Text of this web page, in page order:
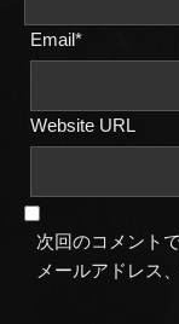
Email*
Website URL
次回のコメント
メールアドレス